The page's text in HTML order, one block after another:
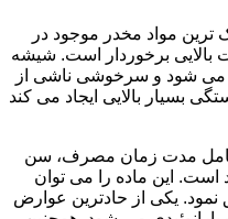
مواد مخدر موجود در
بالایی برخوردار است. شیشه
می شود و سرخوشی ناشی از
بسیار بالایی ایجاد می کند
شامل مدت زمان مصرف، سن
این ماده را می توان
نمود. یکی از حادترین عوارض